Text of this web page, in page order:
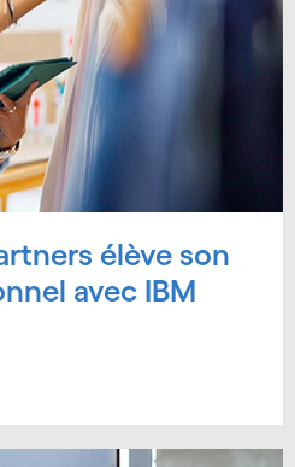
élève son
avec IBM